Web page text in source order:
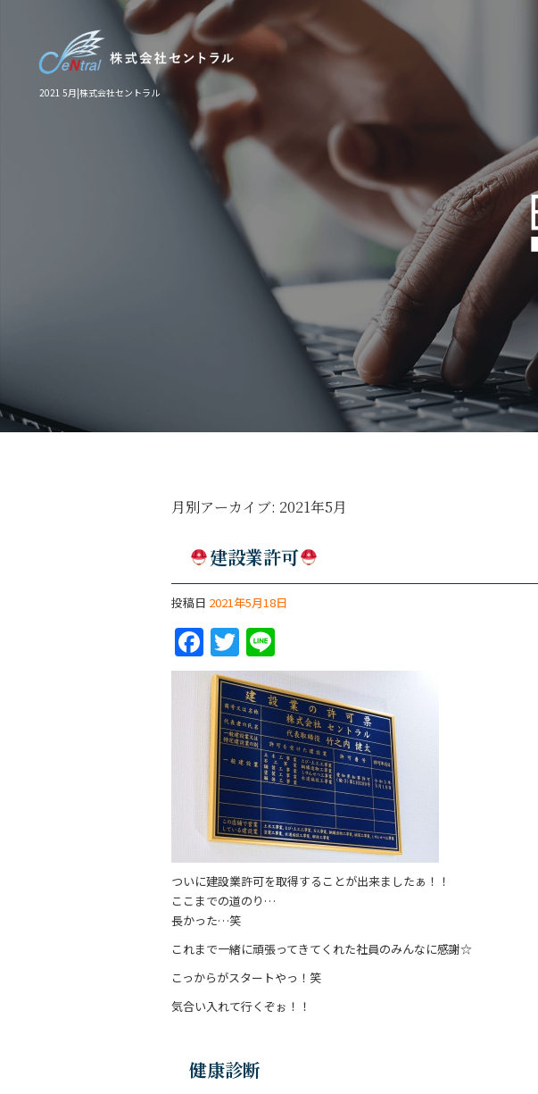
2021 5月|株式会社セントラル
月別アーカイブ: 2021年5月
建設業許可
投稿日 2021年5月18日
F
a
c
e
b
o
o
k
T
w
itt
er
n
e
ついに建設業許可を取得することが出来ましたぁ！！
ここまでの道のり…
長かった…笑
これまで一緒に頑張ってきてくれた社員のみんなに感謝☆
こっからがスタートやっ！笑
気合い入れて行くぞぉ！！
健康診断